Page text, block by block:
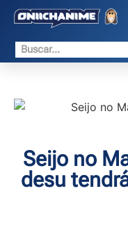
Seijo no
desu